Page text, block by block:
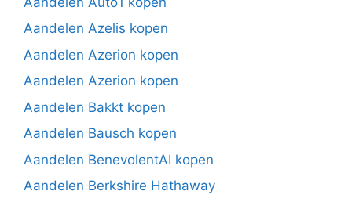
Aandelen Azelis kopen
Aandelen Azerion kopen
Aandelen Azerion kopen
Aandelen Bakkt kopen
Aandelen Bausch kopen
Aandelen BenevolentAI kopen
Aandelen Berkshire Hathaway